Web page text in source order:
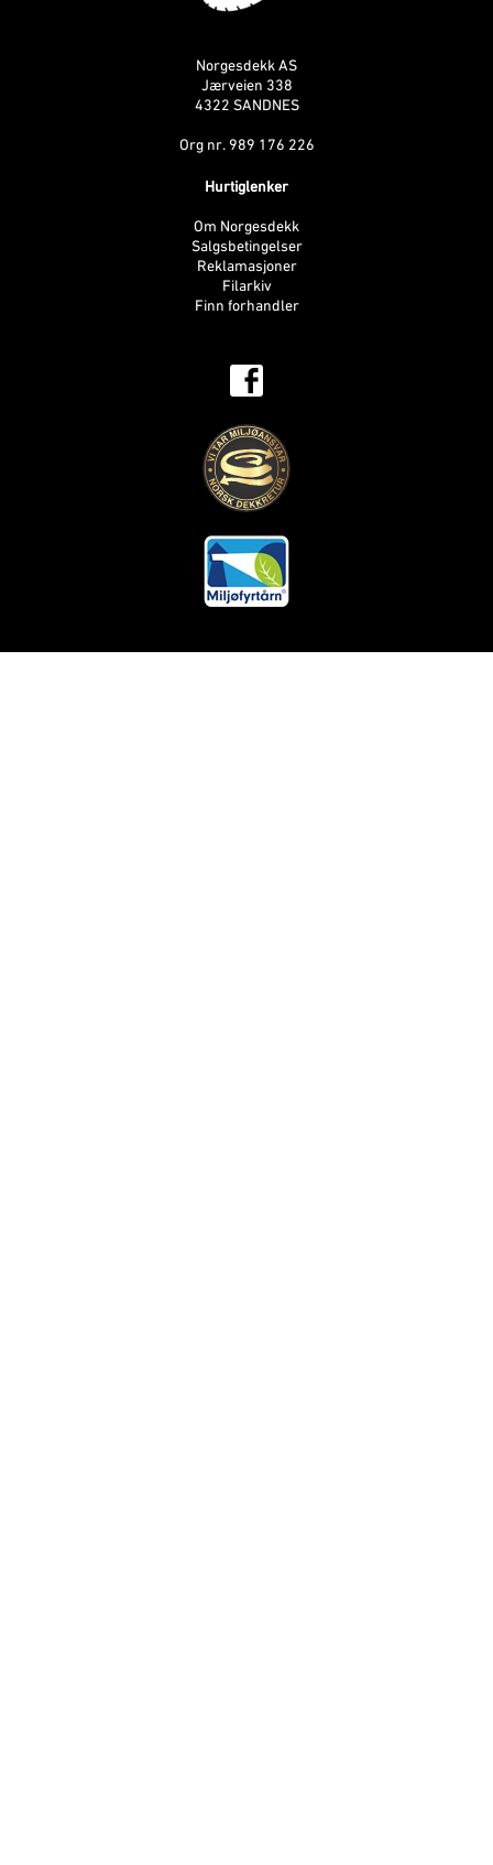
Norgesdekk AS
Jærveien 338
4322 SANDNES
Org nr. 989 176 226
Hurtiglenker
Om Norgesdekk
Salgsbetingelser
Reklamasjoner
Filarkiv
Finn forhandler